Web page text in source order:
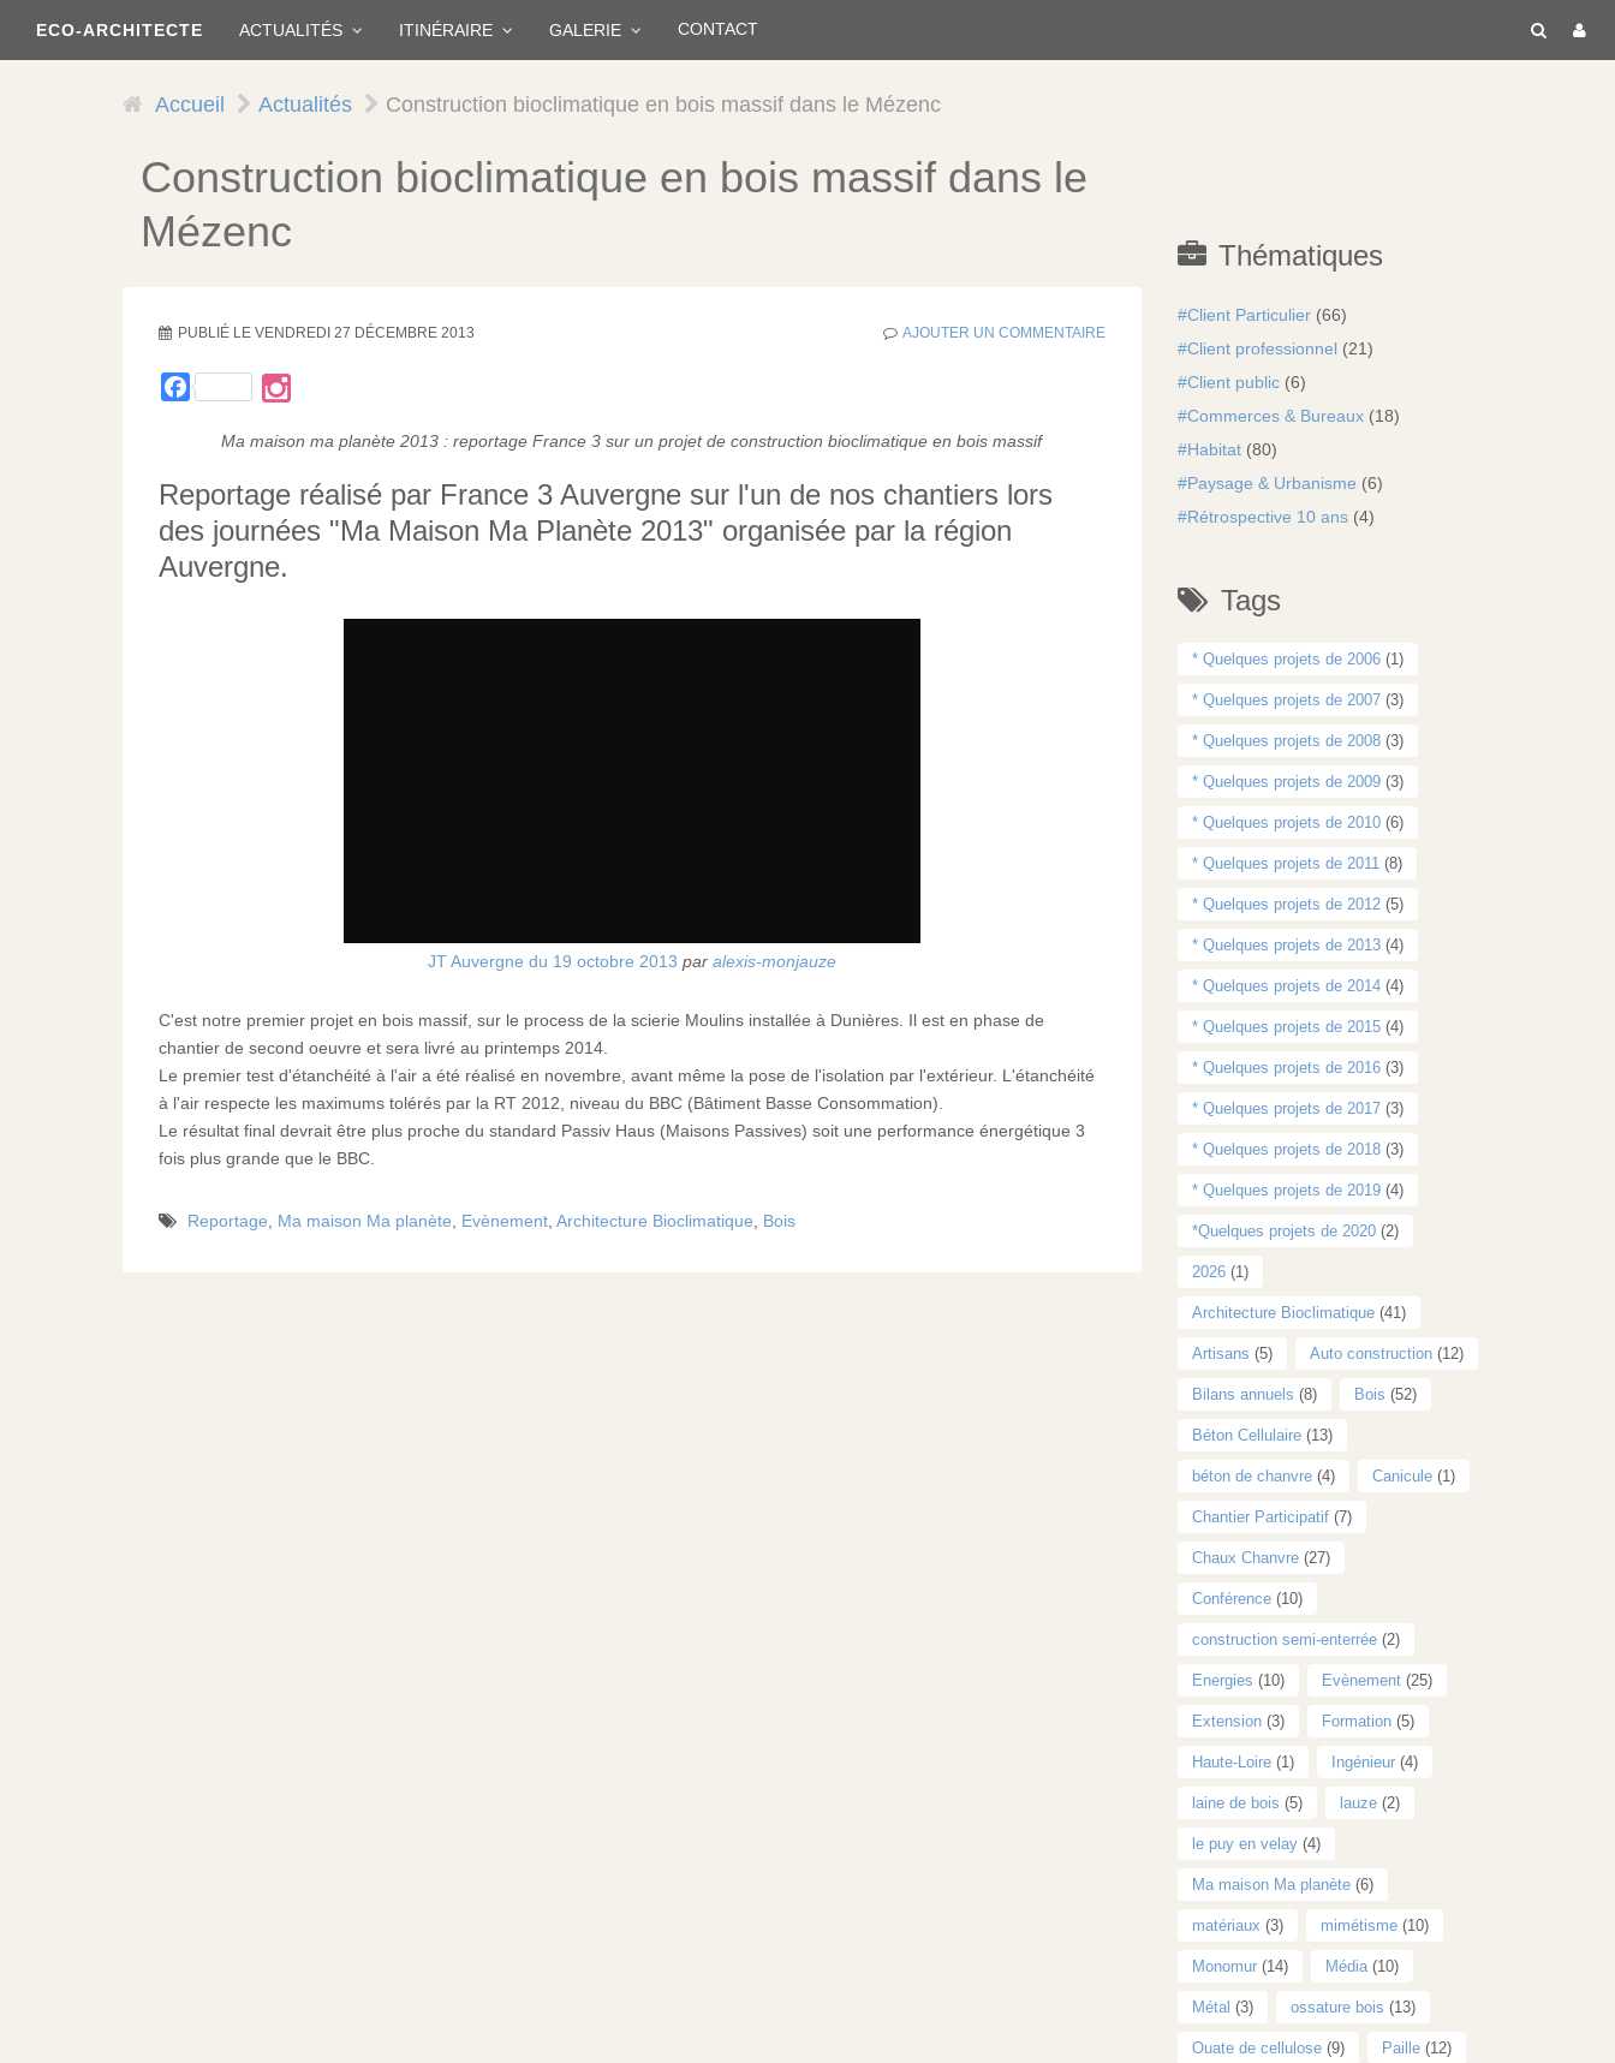
contenu
ECO-ARCHITECTE ACTUALITÉS ITINÉRAIRE GALERIE CONTACT
Accueil Actualités Construction bioclimatique en bois massif dans le Mézenc
Construction bioclimatique en bois massif dans le
Mézenc
PUBLIÉ LE VENDREDI 27 DÉCEMBRE 2013 AJOUTER UN COMMENTAIRE
Facebook
Ma maison ma planète 2013 : reportage France 3 sur un projet de construction bioclimatique en bois massif
Reportage réalisé par France 3 Auvergne sur l'un de nos chantiers lors
des journées "Ma Maison Ma Planète 2013" organisée par la région
Auvergne.
JT Auvergne du 19 octobre 2013 par alexis-monjauze
C'est notre premier projet en bois massif, sur le process de la scierie Moulins installée à Dunières. Il est en phase de
chantier de second oeuvre et sera livré au printemps 2014.
Le premier test d'étanchéité à l'air a été réalisé en novembre, avant même la pose de l'isolation par l'extérieur. L'étanchéité
à l'air respecte les maximums tolérés par la RT 2012, niveau du BBC (Bâtiment Basse Consommation).
Le résultat final devrait être plus proche du standard Passiv Haus (Maisons Passives) soit une performance énergétique 3
fois plus grande que le BBC.
Reportage Ma maison Ma planète Evènement Architecture Bioclimatique Bois
Thématiques
Client Particulier(66)
Client professionnel(21)
Client public(6)
Commerces & Bureaux(18)
Habitat(80)
Paysage & Urbanisme (6)
Rétrospective 10 ans(4)
Tags
* Quelques projets de 2006(1)
* Quelques projets de 2007(3)
* Quelques projets de 2008(3)
* Quelques projets de 2009(3)
* Quelques projets de 2010(6)
* Quelques projets de 2011(8)
* Quelques projets de 2012(5)
* Quelques projets de 2013(4)
* Quelques projets de 2014(4)
* Quelques projets de 2015(4)
* Quelques projets de 2016(3)
* Quelques projets de 2017(3)
* Quelques projets de 2018(3)
* Quelques projets de 2019(4)
*Quelques projets de 2020(2)
2026(1)
Architecture Bioclimatique(41)
Artisans (5) Auto construction(12)
Bilans annuels (8) Bois (52)
Béton Cellulaire(13)
béton de chanvre(4) Canicule(1)
Chantier Participatif(7)
Chaux Chanvre(27)
Conférence(10)
construction semi-enterrée(2)
Energies (10) Evènement(25)
Extension(3) Formation(5)
Haute-Loire(1) Ingénieur(4)
laine de bois (5) lauze(2)
le puy en velay(4)
Ma maison Ma planète(6)
matériaux (3) mimétisme(10)
Monomur(14) Média(10)
Métal (3) ossature bois (13)
Ouate de cellulose(9) Paille(12)